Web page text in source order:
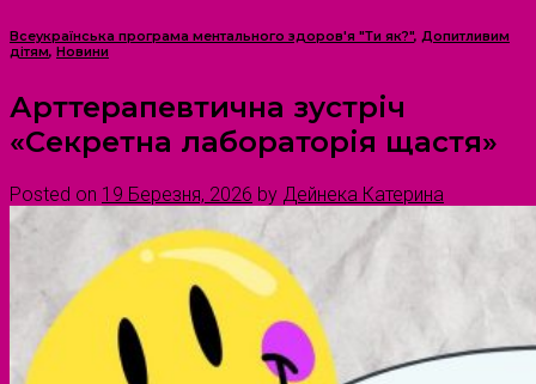
Всеукраїнська програма ментального здоров'я "Ти як?", Допитливим
дітям, Новини
Арттерапевтична зустріч
«Секретна лабораторія щастя»
Posted on 19 Березня, 2026 by Дейнека Катерина